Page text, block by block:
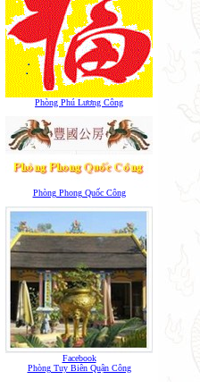
Phòng Phú Lương Công
Phòng Phong Quốc Công
Facebook
Phòng Tuy Biên Quận Công